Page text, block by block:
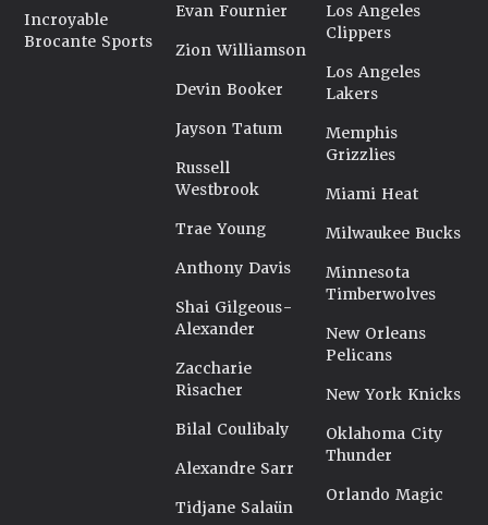
Incroyable
Brocante Sports
Evan Fournier
Zion Williamson
Devin Booker
Jayson Tatum
Russell
Westbrook
Trae Young
Anthony Davis
Shai Gilgeous-
Alexander
Zaccharie
Risacher
Bilal Coulibaly
Alexandre Sarr
Tidjane Salaün
Los Angeles
Clippers
Los Angeles
Lakers
Memphis
Grizzlies
Miami Heat
Milwaukee Bucks
Minnesota
Timberwolves
New Orleans
Pelicans
New York Knicks
Oklahoma City
Thunder
Orlando Magic